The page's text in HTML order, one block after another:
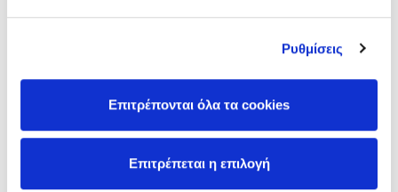
Ρυθμίσεις
Επιτρέπονται όλα τα cookies
Επιτρέπεται η επιλογή
Μαρία Αγγελίδου-Άγγελος Αγγελίδης
ΤοΣιντάρτα, η κοσμαγάπητη ιστορία ενός νέου που
απελευθερώνεται από τα οικογενειακά και κοινωνικά
δεσμά για να ζήσει μια ανεξάρτητη ζωή, καταδεικνύει
ότι η γνώση δεν μεταδίδεται μέσω της διδασκαλίας,
αλλά μπορεί να αποκτηθεί μόνο μέσω της